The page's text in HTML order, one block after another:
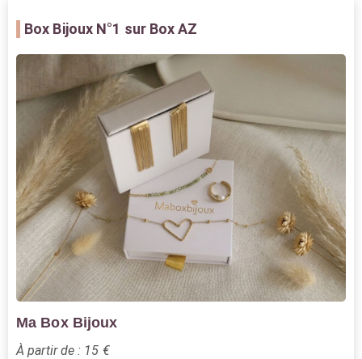
Box Bijoux N°1 sur Box AZ
Ma Box Bijoux
À partir de : 15 €